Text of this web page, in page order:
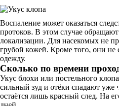
Воспаление может оказаться
протоков. В этом случае
локализации. Для насекомых не
грубой кожей. Кроме того, они
одежду.
Сколько по времени
Укус блохи или постельного
сильный зуд и отёки спадают уже
остаётся лишь красный след. На